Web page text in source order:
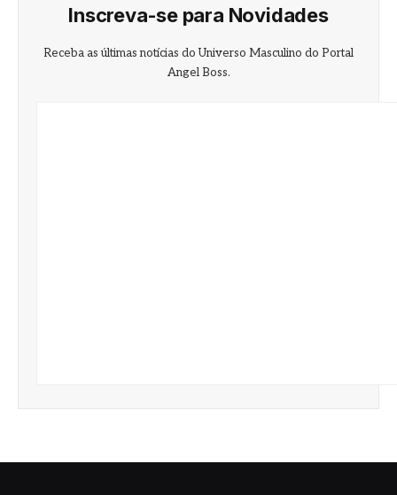
Inscreva-se para Novidades
Receba as últimas notícias do Universo Masculino do Portal
Angel Boss.